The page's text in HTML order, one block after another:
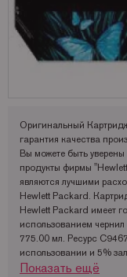
Lexmark
OCE
Pantum
Ricoh
Samsung
Sharp
Toshiba
Xerox
Аналоги Lexmark
Аналоги Oki
Аналоги Ricoh
Аналоги
Аналоги Sharp
Аналоги Xerox
Запчасти для OKI
Запчасти для
Фотобумага
Фотобумага
Пленка для
Принтеры
Принтеры
Принтеры
Принтеры Ricoh
Принтеры
Принтеры Sharp
Принтеры
Факсы
Мониторы
Мониторы HP
Другое
Оригинальный
гарантия качества
Вы можете быть
продукты фирмы
являются лучшими
Hewlett Packard.
Hewlett Packard имеет
использованием
775.00 мл. Ресурс
использовании и 5%
с чернилами)
Показать ещё